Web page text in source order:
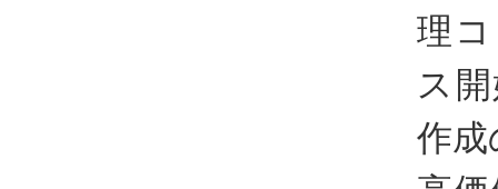
理
ス
作成